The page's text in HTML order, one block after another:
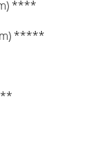
****
*****